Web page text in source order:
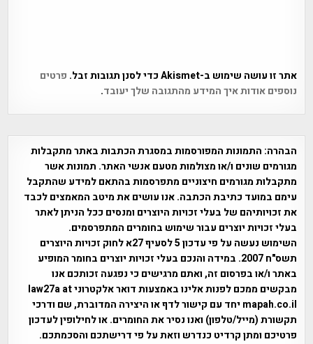
אתר זו עושה שימוש ב-Akismet כדי לסנן תגובות זבל.
פרטים
נוספים אודות איך המידע מהתגובה שלך יעובד.
הבהרה: התמונות המפורסמות במסגרת הכתבות באתר מתקבלות
מגורמים שונים ו/או מצולמות מטעם אנשי האתר. תמונות אשר
מתקבלות מגורמים חיצוניים מתפרסמות בהתאם למידע שהתקבל
עימם במועד כתיבת הכתבה. אנו עושים את מיטב המאמצים לכבד
את זכויותיהם של בעלי זכויות היוצרים ומנסים ככל הניתן לאתר
בעלי זכויות יוצרים עבור שימוש בחומרים המתפרסמים.
השימוש נעשה על פי עדכון 5 לסעיף 27א לחוק זכויות היוצרים
תשס"ח 2007. במידה והנכם בעלי זכויות יוצרים בחומר המופיע
באתר ו/או בפרסום זה, ואתם מרגישים כי נפגעה זכותכם אנו
מבקשים ממכם לפנות אלינו באמצעות דואר אלקטרוני law27a at
mapah.co.il יחד עם קישור לדף או היצירה המדוברת, שם ודרכי
תקשורת (מייל/טלפון) ואנו נסיר את החומרים. או לחילופין לעדכון
פרטיכם ומתן קרדיט כנדרש וזאת על פי דרישתכם והסכמתכם.